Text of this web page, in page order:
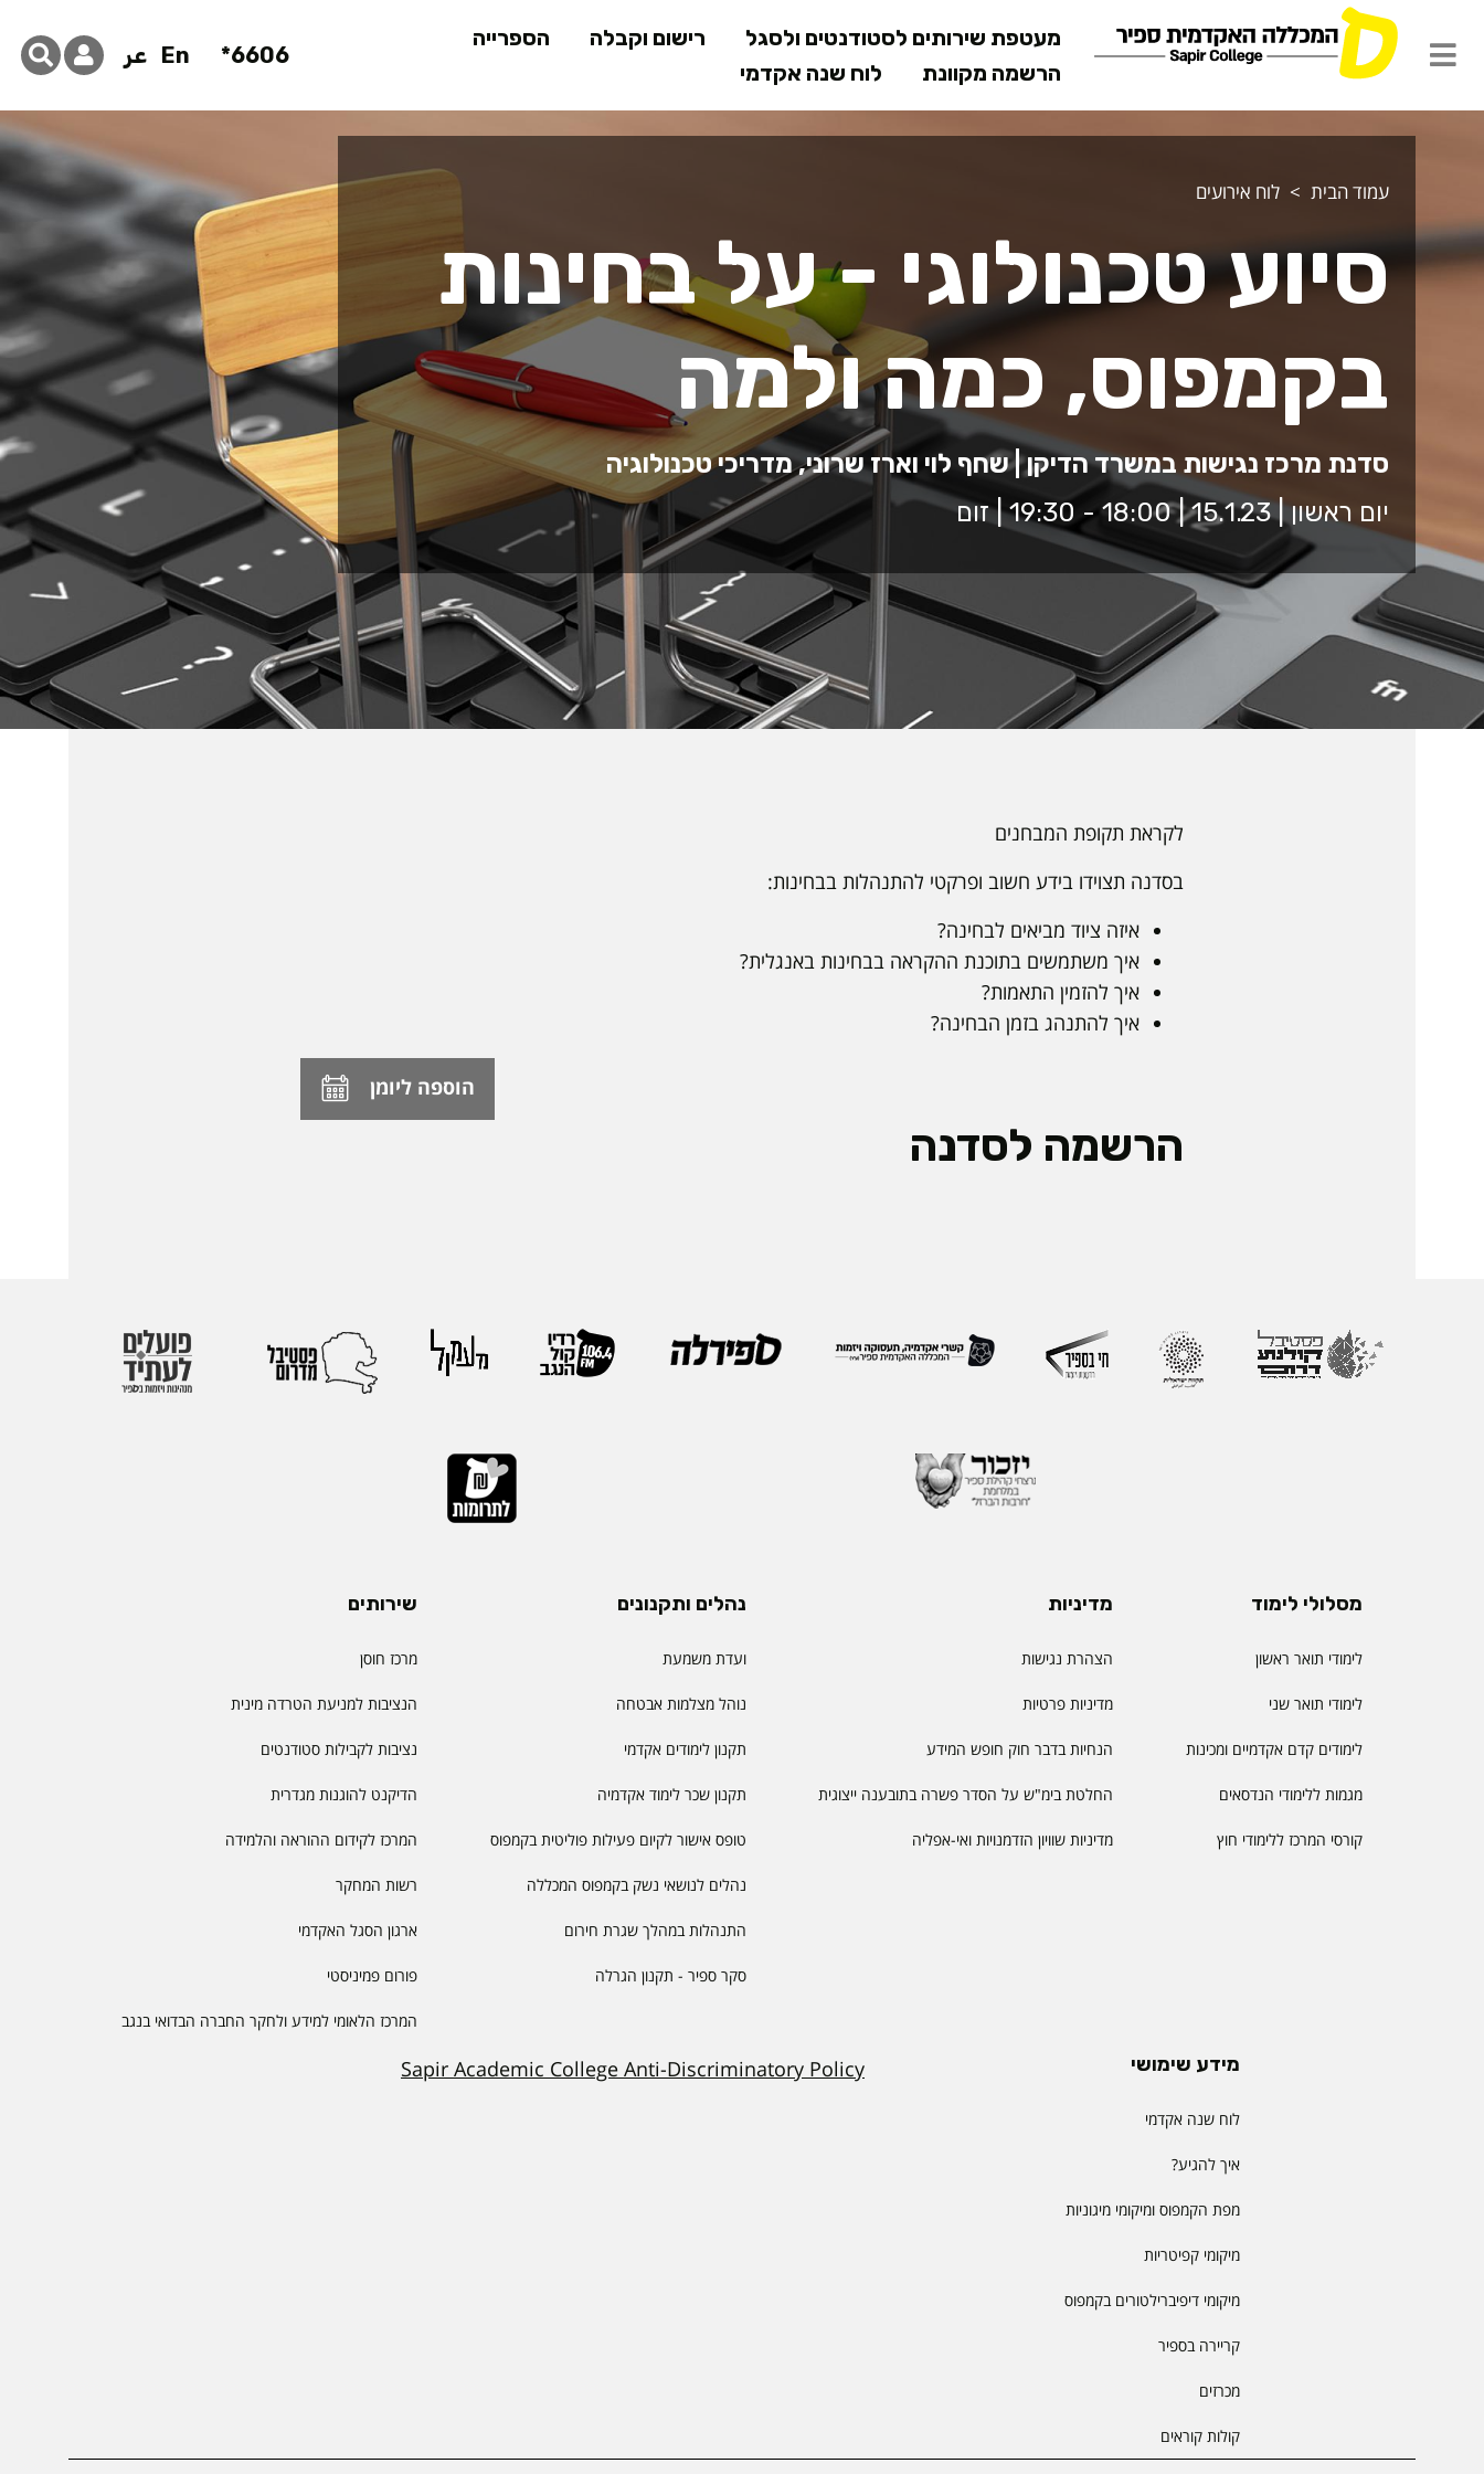
לתוכן
המרכזי
מעטפת שירותים לסטודנטים ולסגל רישום וקבלה
הספרייה
הרשמה מקוונת
לוח שנה אקדמי
6606*
En عر
עמוד הבית לוח אירועים
סיוע טכנולוגי - על בחינות
בקמפוס, כמה ולמה
סדנת מרכז נגישות במשרד הדיקן | שחף לוי וארז שרוני, מדריכי טכנולוגיה
יום ראשון | 15.1.23 | 18:00 - 19:30 | זום
לקראת תקופת המבחנים
בסדנה תצוידו בידע חשוב ופרקטי להתנהלות בבחינות:
איזה ציוד מביאים לבחינה?
איך משתמשים בתוכנת ההקראה בבחינות באנגלית?
איך להזמין התאמות?
איך להתנהג בזמן הבחינה?
הוספה ליומן
הרשמה לסדנה
מסלולי לימוד
לימודי תואר ראשון
לימודי תואר שני
לימודים קדם אקדמיים ומכינות
מגמות ללימודי הנדסאים
קורסי המרכז ללימודי חוץ
מדיניות
הצהרת נגישות
מדיניות פרטיות
הנחיות בדבר חוק חופש המידע
החלטת בימ"ש על הסדר פשרה בתובענה ייצוגית
מדיניות שוויון הזדמנויות ואי-אפליה
נהלים ותקנונים
ועדת משמעת
נוהל מצלמות אבטחה
תקנון לימודים אקדמי
תקנון שכר לימוד אקדמיה
טופס אישור לקיום פעילות פוליטית בקמפוס
נהלים לנושאי נשק בקמפוס המכללה
התנהלות במהלך שגרת חירום
סקר ספיר - תקנון הגרלה
שירותים
מרכז חוסן
הנציבות למניעת הטרדה מינית
נציבות לקבילות סטודנטים
הדיקנט להוגנות מגדרית
המרכז לקידום ההוראה והלמידה
רשות המחקר
ארגון הסגל האקדמי
פורום פמיניסטי
המרכז הלאומי למידע ולחקר החברה הבדואי בנגב
מידע שימושי
לוח שנה אקדמי
איך להגיע?
מפת הקמפוס ומיקומי מיגוניות
מיקומי קפיטריות
מיקומי דיפיברילטורים בקמפוס
קריירה בספיר
מכרזים
קולות קוראים
Sapir Academic College Anti-Discriminatory Policy